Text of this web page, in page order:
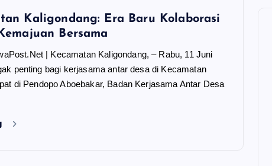
Kaligondang: Era Baru Kolaborasi
Bersama
| Kecamatan Kaligondang, – Rabu, 11 Juni
penting bagi kerjasama antar desa di Kecamatan
di Pendopo Aboebakar, Badan Kerjasama Antar Desa